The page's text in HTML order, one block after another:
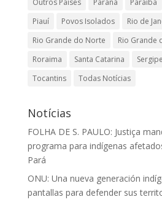
Piauí
Povos Isolados
Rio de
Rio Grande do Norte
Rio Grande
Roraima
Santa Catarina Sergipe
Tocantins
Todas Notícias
Notícias
FOLHA DE S. PAULO: Justiça
programa para indígenas
Pará
ONU: Una nueva generación
pantallas para defender sus